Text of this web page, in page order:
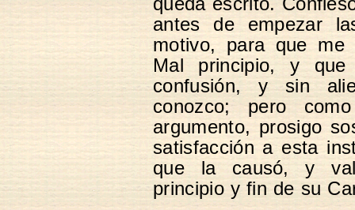
antes de empezar
motivo, para que
Mal principio, y
confusión, y sin
conozco; pero
argumento, prosigo
satisfacción a esta
que la causó, y
principio y fin de su